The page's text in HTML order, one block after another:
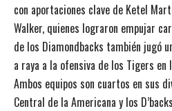
con aportaciones clave de Ketel
Walker, quienes lograron empujar
de los Diamondbacks también jugó
a raya a la ofensiva de los Tigers
Ambos equipos son cuartos en sus
Central de la Americana y los